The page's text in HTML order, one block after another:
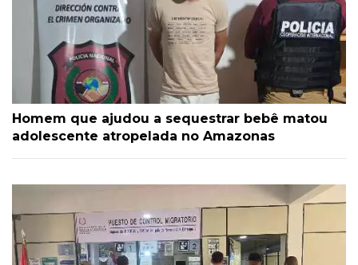
Homem que ajudou a sequestrar bebê matou
adolescente atropelada no Amazonas